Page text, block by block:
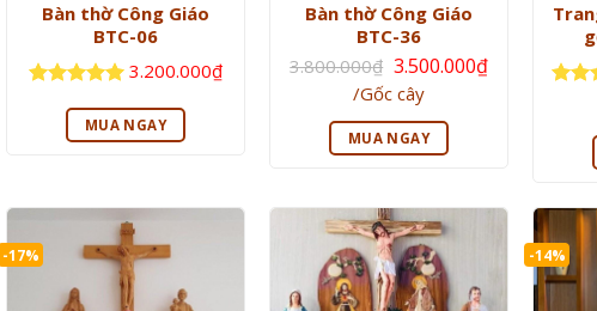
Bàn thờ Công Giáo
BTC-06
5
3.200.000₫
MUA NGAY
Bàn thờ Công Giáo
BTC-36
3.800.000₫ Giá
gốc
là:
3.800.000₫.
3.500.000₫
Giá
hiện
tại
là:
3.500.000₫.
/Gốc cây
MUA NGAY
-17% -14%